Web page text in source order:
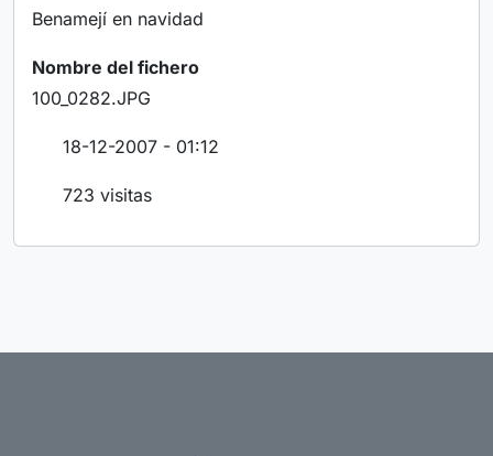
Benamejí en navidad
Nombre del fichero
100_0282.JPG
18-12-2007 - 01:12
723 visitas